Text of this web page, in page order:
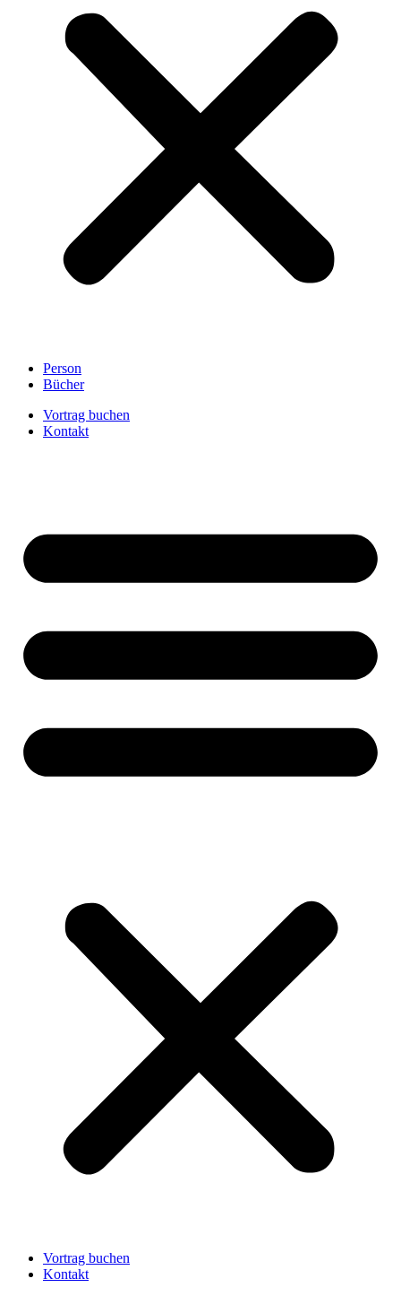
Person
Bücher
Vortrag buchen
Kontakt
Vortrag buchen
Kontakt